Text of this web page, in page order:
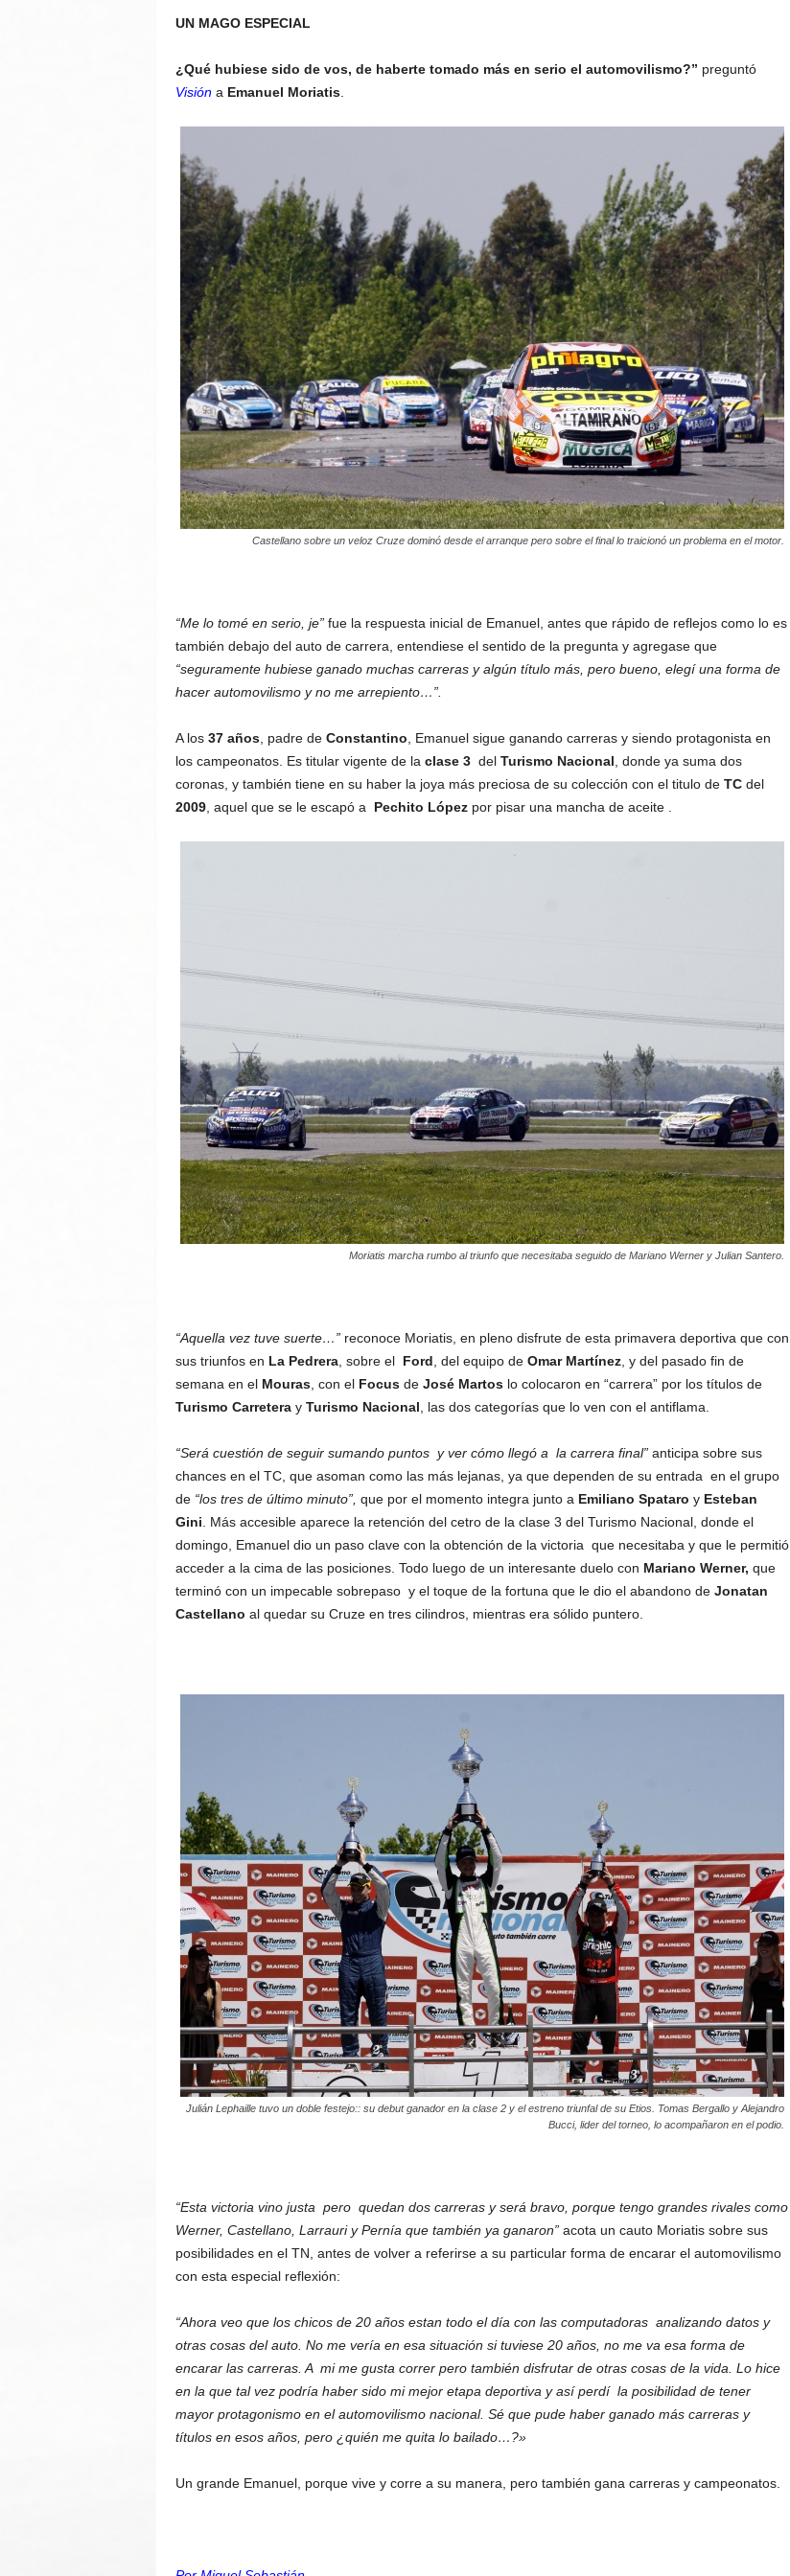
UN MAGO ESPECIAL
¿Qué hubiese sido de vos, de haberte tomado más en serio el automovilismo?” preguntó
Visióna Emanuel Moriatis.
Castellano sobre un veloz Cruze dominó desde el arranque pero sobre el final lo traicionó un problema en el motor.
“Me lo tomé en serio, je”fue la respuesta inicial de Emanuel, antes que rápido de reflejos como lo es
también debajo del auto de carrera, entendiese el sentido de la pregunta y agregase que
“seguramente hubiese ganado muchas carreras y algún título más, pero bueno, elegí una forma de
hacer automovilismo y no me arrepiento…”.
A los 37 años, padre de Constantino , Emanuel sigue ganando carreras y siendo protagonista en
los campeonatos. Es titular vigente de la clase 3del Turismo Nacional , donde ya suma dos
coronas, y también tiene en su haber la joya más preciosa de su colección con el titulo de TCdel
2009, aquel que se le escapó a Pechito Lópezpor pisar una mancha de aceite .
Moriatis marcha rumbo al triunfo que necesitaba seguido de Mariano Werner y Julian Santero.
“Aquella vez tuve suerte…”reconoce Moriatis, en pleno disfrute de esta primavera deportiva que con
sus triunfos en La Pedrera, sobre el Ford , del equipo de Omar Martínez, y del pasado fin de
semana en el Mouras, con el Focusde José Martoslo colocaron en “carrera” por los títulos de
Turismo Carreteray Turismo Nacional , las dos categorías que lo ven con el antiflama.
“Será cuestión de seguir sumando puntos y ver cómo llegó a la carrera final”anticipa sobre sus
chances en el TC, que asoman como las más lejanas, ya que dependen de su entrada en el grupo
de “los tres de último minuto”, que por el momento integra junto a Emiliano Spataro y Esteban
Gini . Más accesible aparece la retención del cetro de la clase 3 del Turismo Nacional, donde el
domingo, Emanuel dio un paso clave con la obtención de la victoria que necesitaba y que le permitió
acceder a la cima de las posiciones. Todo luego de un interesante duelo con Mariano Werner, que
terminó con un impecable sobrepaso y el toque de la fortuna que le dio el abandono de Jonatan
Castellano al quedar su Cruze en tres cilindros, mientras era sólido puntero.
Julián Lephaille tuvo un doble festejo:: su debut ganador en la clase 2 y el estreno triunfal de su Etios. Tomas Bergallo y Alejandro
Bucci, lider del torneo, lo acompañaron en el podio.
“Esta victoria vino justa pero quedan dos carreras y será bravo, porque tengo grandes rivales como
Werner, Castellano, Larrauri y Pernía que también ya ganaron”acota un cauto Moriatis sobre sus
posibilidades en el TN, antes de volver a referirse a su particular forma de encarar el automovilismo
con esta especial reflexión:
“Ahora veo que los chicos de 20 años estan todo el día con las computadoras analizando datos y
otras cosas del auto. No me vería en esa situación si tuviese 20 años, no me va esa forma de
encarar las carreras. A mi me gusta correr pero también disfrutar de otras cosas de la vida. Lo hice
en la que tal vez podría haber sido mi mejor etapa deportiva y así perdí la posibilidad de tener
mayor protagonismo en el automovilismo nacional. Sé que pude haber ganado más carreras y
títulos en esos años, pero ¿quién me quita lo bailado…?»
Un grande Emanuel, porque vive y corre a su manera, pero también gana carreras y campeonatos.